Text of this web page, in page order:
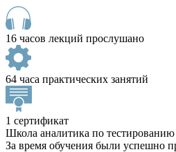
16 часов лекций прослушано
64 часа практических занятий
1 сертификат
Школа аналитика по тестированию
За время обучения были успешно